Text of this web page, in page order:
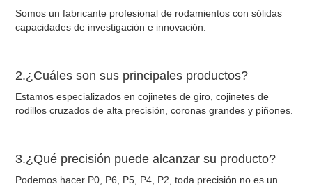
Somos un fabricante profesional de rodamientos con sólidas
capacidades de investigación e innovación.
2.¿Cuáles son sus principales productos?
Estamos especializados en cojinetes de giro, cojinetes de
rodillos cruzados de alta precisión, coronas grandes y piñones.
3.¿Qué precisión puede alcanzar su producto?
Podemos hacer P0, P6, P5, P4, P2, toda precisión no es un